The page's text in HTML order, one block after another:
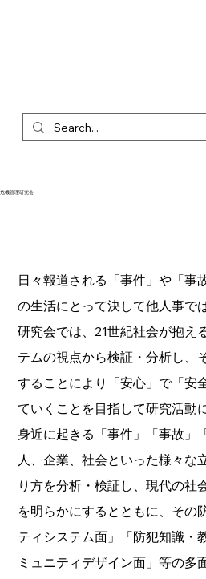
危機管理研究会
日々報道される「事件」や「事
の生活にとって決して他人事で
研究会では、21世紀社会が抱え
テムの視点から検証・分析し、
することにより「安心」で「安
ていくことを目指して研究活動
身近に起きる「事件」「事故」
人、企業、社会といった様々な
り方を分析・検証し、現代の社
を明らかにするとともに、その
ティシステム面」「防犯知識・
ミュニティデザイン面」等の多